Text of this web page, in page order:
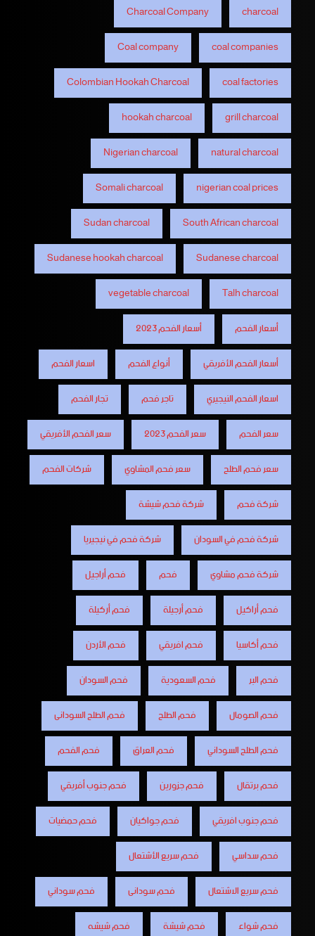
charcoal
Charcoal Company
coal companies
Coal company
coal factories
Colombian Hookah Charcoal
grill charcoal
hookah charcoal
natural charcoal
Nigerian charcoal
nigerian coal prices
Somali charcoal
South African charcoal
Sudan charcoal
Sudanese charcoal
Sudanese hookah charcoal
Talh charcoal
vegetable charcoal
أسعار الفحم
أسعار الفحم 2023
أسعار الفحم الأفريقي
أنواع الفحم
اسعار الفحم
اسعار الفحم النيجيري
تاجر فحم
تجار الفحم
سعر الفحم
سعر الفحم 2023
سعر الفحم الأفريقي
سعر فحم الطلح
سعر فحم المشاوي
شركات الفحم
شركة فحم
شركة فحم شيشة
شركة فحم في السودان
شركة فحم في نيجيريا
شركة فحم مشاوي
فحم
فحم أراجيل
فحم أراكيل
فحم أرجيلة
فحم أركيلة
فحم أكاسيا
فحم افريقي
فحم الأردن
فحم البر
فحم السعودية
فحم السودان
فحم الصومال
فحم الطلح
فحم الطلح السودانى
فحم الطلح السوداني
فحم العراق
فحم الفحم
فحم برتقال
فحم جزورين
فحم جنوب أفريقي
فحم جنوب افريقي
فحم جواكيان
فحم حمضيات
فحم سداسي
فحم سريع الأشتعال
فحم سريع الاشتعال
فحم سودانى
فحم سوداني
فحم شواء
فحم شيشة
فحم شيشه